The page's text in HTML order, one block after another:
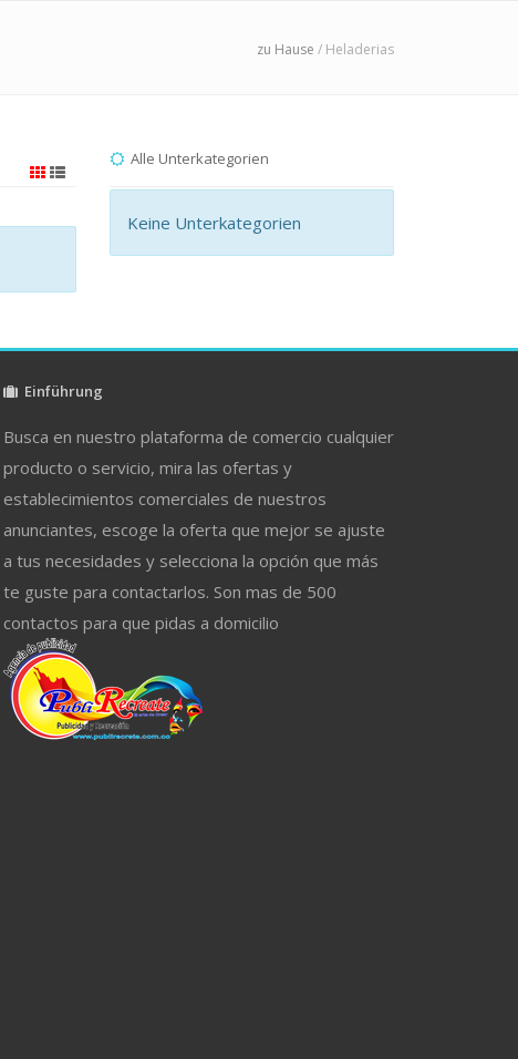
zu Hause / Heladerias
Alle Unterkategorien
Keine Unterkategorien
Einführung
Busca en nuestro plataforma de comercio cualquier
producto o servicio, mira las ofertas y
establecimientos comerciales de nuestros
anunciantes, escoge la oferta que mejor se ajuste
a tus necesidades y selecciona la opción que más
te guste para contactarlos. Son mas de 500
contactos para que pidas a domicilio